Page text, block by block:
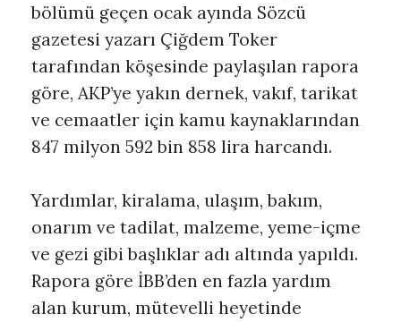
bölümü geçen ocak ayında Sözcü
gazetesi yazarı Çiğdem Toker
tarafından köşesinde paylaşılan rapora
göre, AKP’ye yakın dernek, vakıf, tarikat
ve cemaatler için kamu kaynaklarından
847 milyon 592 bin 858 lira harcandı.
Yardımlar, kiralama, ulaşım, bakım,
onarım ve tadilat, malzeme, yeme-içme
ve gezi gibi başlıklar adı altında yapıldı.
Rapora göre İBB’den en fazla yardım
alan kurum, mütevelli heyetinde